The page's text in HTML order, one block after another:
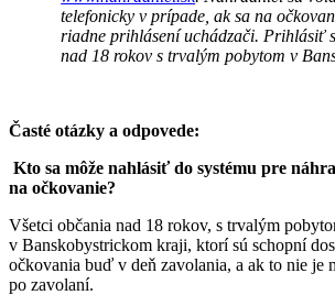
telefonicky v prípade, ak sa na
riadne prihlásení uchádzači. Prihlásiť
nad 18 rokov s trvalým pobytom v
Časté otázky a odpovede:
Kto sa môže nahlásiť do systému pre
na očkovanie?
Všetci občania nad 18 rokov, s trvalým
v Banskobystrickom kraji, ktorí sú schopní
očkovania buď v deň zavolania, a ak to nie je
po zavolaní.